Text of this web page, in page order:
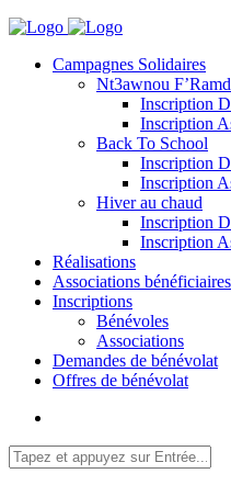
Campagnes Solidaires
Nt3awnou
Inscription
Inscription
Back To School
Inscription
Inscription
Hiver au chaud
Inscription
Inscription
Réalisations
Associations bénéficiaires
Inscriptions
Bénévoles
Associations
Demandes de bénévolat
Offres de bénévolat